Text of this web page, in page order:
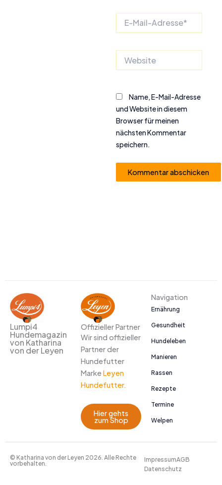
Mail-
Name, E-Mail-Adresse
und Website in diesem
Browser für meinen
nächsten Kommentar
speichern.
Lumpi4
Hundemagazin
von Katharina
von der Leyen
Offizieller Partner
Wir sind offizieller
Partner der
Hundefutter
Marke Leyen
Hundefutter.
Hier gehts
zum Shop
Navigation
Ernährung
Gesundheit
Hundeleben
Manieren
Rassen
Rezepte
Termine
Welpen
© Katharina von der Leyen 2026. Alle Rechte
vorbehalten.
ImpressumAGB
Datenschutz